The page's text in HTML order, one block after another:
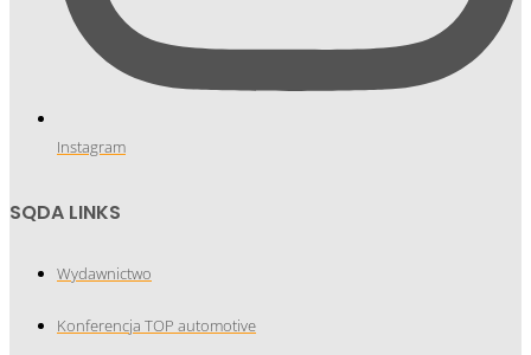
Instagram
SQDA LINKS
Wydawnictwo
Konferencja TOP automotive